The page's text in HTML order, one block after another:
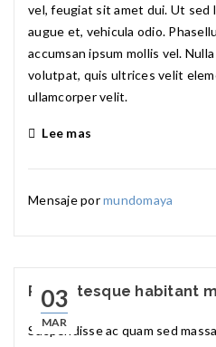
vel, feugiat sit amet dui. Ut sed
augue et, vehicula odio.
accumsan ipsum mollis vel.
volutpat, quis ultrices velit
ullamcorper velit.
Lee mas
Mensaje pormundomaya
03
MAR
Pellentesque habitant
Suspendisse ac quam sed